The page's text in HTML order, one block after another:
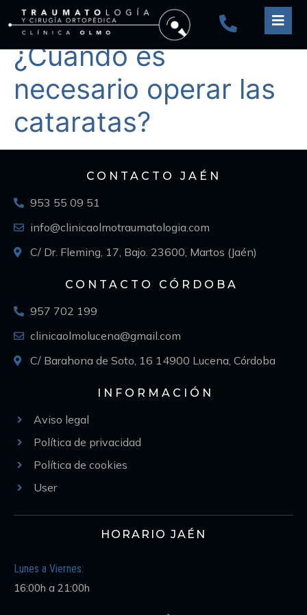
¿Cuándo es
necesario operar las
cataratas?
CONTACTO JAÉN
953 55 09 51
info@clinicaolmotraumatologia.com
C/ Dr. Fleming, 17, Bajo. 23600, Martos (Jaén)
CONTACTO CÓRDOBA
957 702 199
clinicaolmolucena@gmail.com
C/ Barahona de Soto, 16 14900 Lucena, Córdoba
INFORMACIÓN
Aviso legal
Política de privacidad
Política de cookies
User
HORARIO JAÉN
Lunes a Viernes:
16:00h a 21:00h